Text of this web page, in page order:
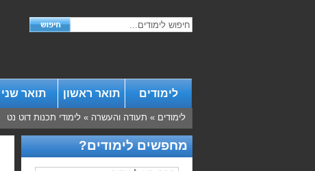
לימודים תואר ראשון תואר שני
לימודים » תעודה והעשרה »לימודי תכנות דוט נט
מחפשים לימודים?